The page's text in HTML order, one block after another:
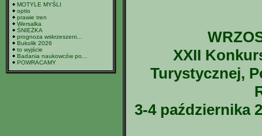
MOTYLE MYŚLI
optio
prawie tren
Wersalka
ŚNIEŻKA
prognoza wskrzeszeni...
Bukolik 2026
to wyjście
Badania naukowców po...
POWRACAMY
XXII
Turystycznej,
3-4 października